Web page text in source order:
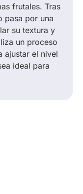
frutales. Tras
pasa por una
su textura y
un proceso
ajustar el nivel
ideal para